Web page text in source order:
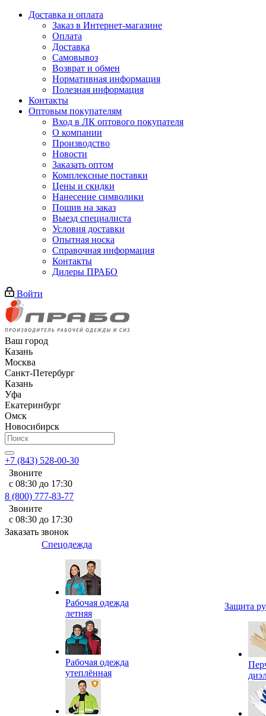
Доставка и оплата
Заказ в Интернет-магазине
Оплата
Доставка
Самовывоз
Возврат и обмен
Нормативная информация
Полезная информация
Контакты
Оптовым покупателям
Вход в ЛК оптового покупателя
О компании
Производство
Новости
Заказать оптом
Комплексные поставки
Цены и скидки
Нанесение символики
Пошив на заказ
Выезд специалиста
Условия доставки
Опытная носка
Справочная информация
Контакты
Дилеры ПРАБО
Войти
Ваш город
Казань
Москва
Санкт-Петербург
Казань
Уфа
Екатеринбург
Омск
Новосибирск
+7 (843) 528-00-30
Звоните
с 08:30 до 17:30
8 (800) 777-83-77
Звоните
с 08:30 до 17:30
Заказать звонок
Спецодежда
Рабочая одежда
летняя
Рабочая одежда
утеплённая
Защита